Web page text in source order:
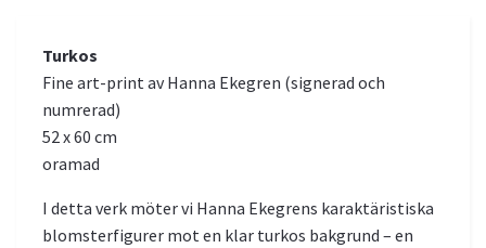
Turkos
Fine art-print av Hanna Ekegren (signerad och
numrerad)
52 x 60 cm
oramad
I detta verk möter vi Hanna Ekegrens karaktäristiska
blomsterfigurer mot en klar turkos bakgrund – en